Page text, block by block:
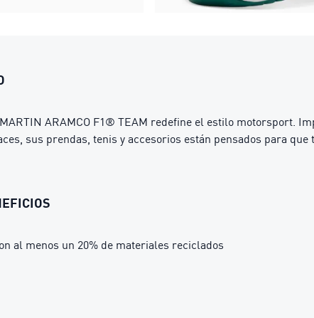
ARAMCO F1® TEAM redefine el estilo motorsport.
sus prendas, tenis y accesorios están pensados para
al menos un 20% de materiales reciclados